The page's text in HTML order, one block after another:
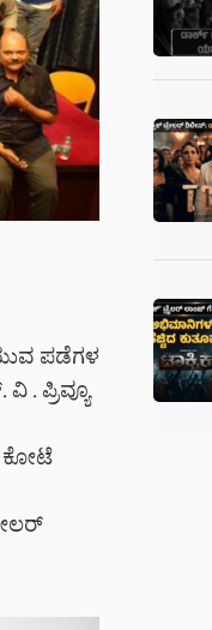
ಪಡೆಗಳ
. ಪ್ರಿವ್ಯೂ
ಕೋಟೆ